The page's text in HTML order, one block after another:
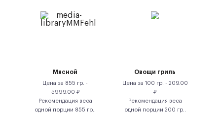
Мясной
Цена за 855 гр. -
5999.00 ₽
Рекомендация веса
одной порции 855 гр.
Овощи гриль
Цена за 100 гр. - 209.00
₽
Рекомендация веса
одной порции 200 гр.